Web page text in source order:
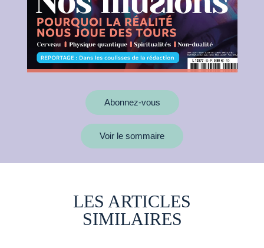
Abonnez-vous
Voir le sommaire
LES ARTICLES
SIMILAIRES